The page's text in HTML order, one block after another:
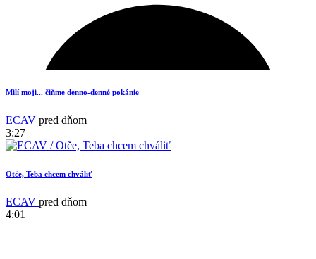
Milí moji... čiňme denno-denné pokánie
ECAV pred dňom
3:27
Otče, Teba chcem chváliť
ECAV pred dňom
4:01